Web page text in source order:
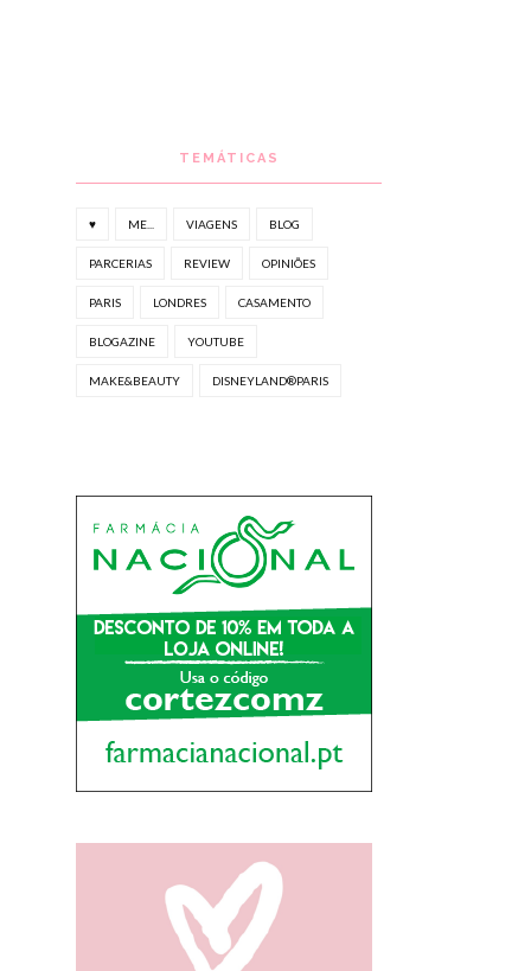
TEMÁTICAS
♥ ME... VIAGENS BLOG
PARCERIAS REVIEW OPINIÕES
PARIS LONDRES CASAMENTO
BLOGAZINE YOUTUBE
MAKE&BEAUTY DISNEYLAND®PARIS